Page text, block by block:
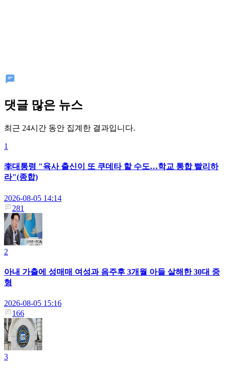
댓글 많은 뉴스
최근 24시간 동안 집계한 결과입니다.
1
李대통령 "육사 출신이 또 쿠데타 할 수도…학교 통합 빨리하
라"(종합)
2026-08-05 14:14
281
2
아내 가출에 성매매 여성과 음주후 3개월 아들 살해한 30대 중
형
2026-08-05 15:16
166
3